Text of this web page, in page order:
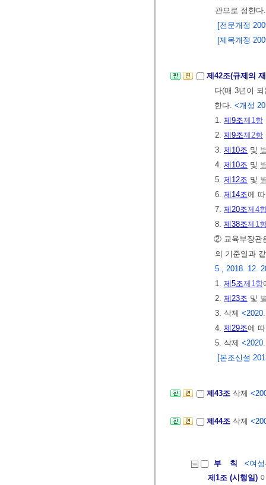
관으로 정한
[전문개정
[제목개정
제42조(규제의
다(매 3년이
한다. <개정
1. 제9조제1항
2. 제9조제2항
3. 제10조 및
4. 제10조 및
5. 제12조 및
6. 제14조에
7. 제20조제4
8. 제38조제1
② 교육부장관
의 기준일과
5., 2018. 12.
1. 제5조제1항
2. 제23조 및
3. 삭제
4. 제29조에
5. 삭제
[본조신설
제43조 삭제
제44조 삭제
부 칙
<여
제1조 (시행일)